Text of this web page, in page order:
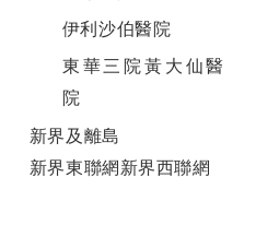
伊利沙伯醫院
東華三院黃大仙醫
院
新界及離島
新界東聯網新界西聯網